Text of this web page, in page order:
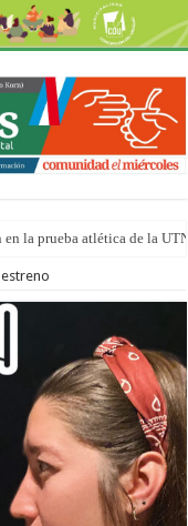
la prueba atlética de la